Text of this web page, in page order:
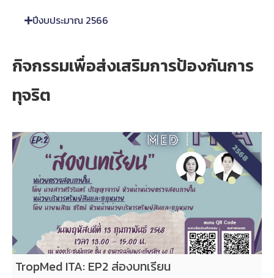
ปีงบประมาณ 2566
กิจกรรมเพื่อส่งเสริมการป้องกันการ
ทุจริต
TropMed ITA: EP2 ส่องบทเรียน
2568